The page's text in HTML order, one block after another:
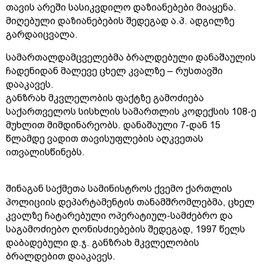
თავის არეში სასიკვდილო დაზიანებები მიაყენა.
მიღებული დაზიანებების შედეგად ა.პ. ადგილზე
გარდაიცვალა.
სამართალდამცველებმა ბრალდებული დანაშაულის
ჩადენიდან მალევე ცხელ კვალზე – რუსთავში
დააკავეს.
განზრახ მკვლელობის ფაქტზე გამოძიება
საქართველოს სისხლის სამართლის კოდექსის 108-ე
მუხლით მიმდინარეობს. დანაშაული 7-დან 15
წლამდე ვადით თავისუფლების აღკვეთას
ითვალისწინებს.
შინაგან საქმეთა სამინისტროს ქვემო ქართლის
პოლიციის დეპარტამენტის თანამშრომლებმა, ცხელ
კვალზე ჩატარებული ოპერატიულ-სამძებრო და
საგამოძიებო ღონისძიებების შედეგად, 1997 წელს
დაბადებული დ.ჯ. განზრახ მკვლელობის
ბრალდებით დააკავეს.